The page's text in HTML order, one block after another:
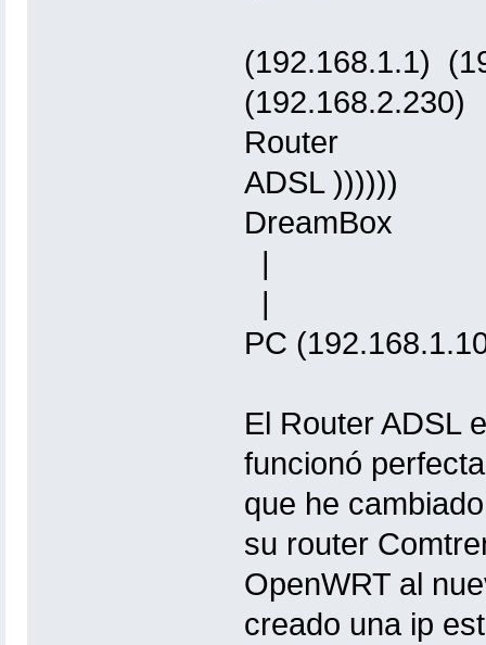
(192.168.1.1)
(192.168.2.230)
Router
ADSL ))))))
DreamBox
|
|
PC
El Router ADSL
funcionó
que he
su router
OpenWRT al
creado una ip